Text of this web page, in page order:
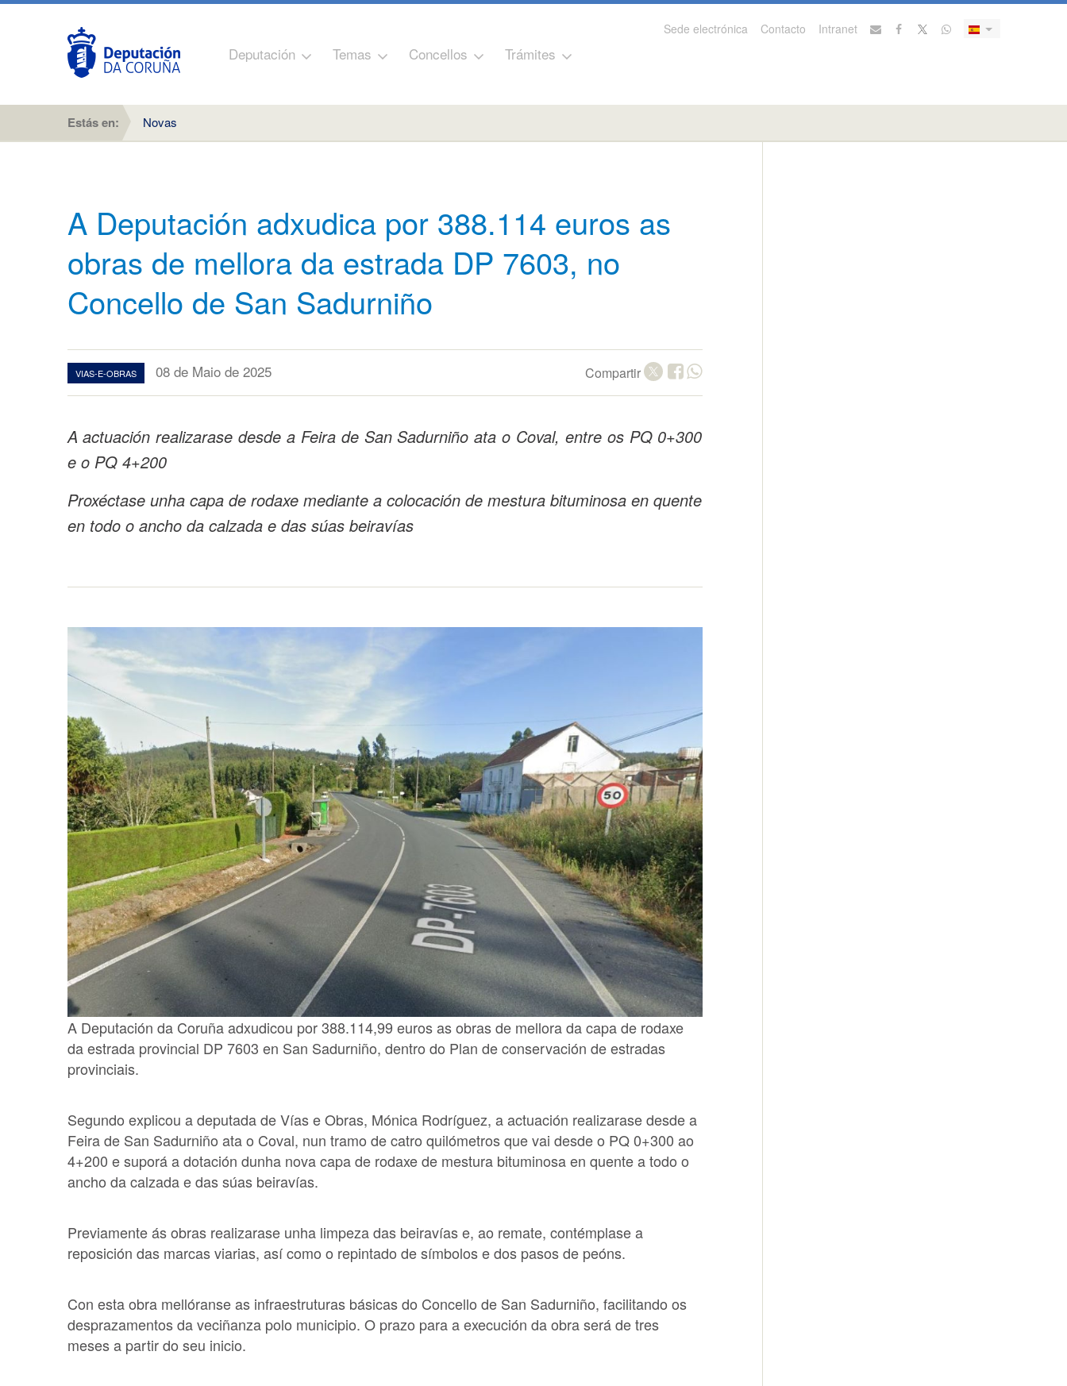
Sede electrónica Contacto Intranet
Deputación Temas Concellos Trámites
Estás en: Novas
A Deputación adxudica por 388.114 euros as
obras de mellora da estrada DP 7603, no
Concello de San Sadurniño
VIAS-E-OBRAS 08 de Maio de 2025 Compartir
A actuación realizarase desde a Feira de San Sadurniño ata o Coval, entre os PQ 0+300
e o PQ 4+200
Proxéctase unha capa de rodaxe mediante a colocación de mestura bituminosa en quente
en todo o ancho da calzada e das súas beiravías
A Deputación da Coruña adxudicou por 388.114,99 euros as obras de mellora da capa de rodaxe
da estrada provincial DP 7603 en San Sadurniño, dentro do Plan de conservación de estradas
provinciais.
Segundo explicou a deputada de Vías e Obras, Mónica Rodríguez, a actuación realizarase desde a
Feira de San Sadurniño ata o Coval, nun tramo de catro quilómetros que vai desde o PQ 0+300 ao
4+200 e suporá a dotación dunha nova capa de rodaxe de mestura bituminosa en quente a todo o
ancho da calzada e das súas beiravías.
Previamente ás obras realizarase unha limpeza das beiravías e, ao remate, contémplase a
reposición das marcas viarias, así como o repintado de símbolos e dos pasos de peóns.
Con esta obra mellóranse as infraestruturas básicas do Concello de San Sadurniño, facilitando os
desprazamentos da veciñanza polo municipio. O prazo para a execución da obra será de tres
meses a partir do seu inicio.